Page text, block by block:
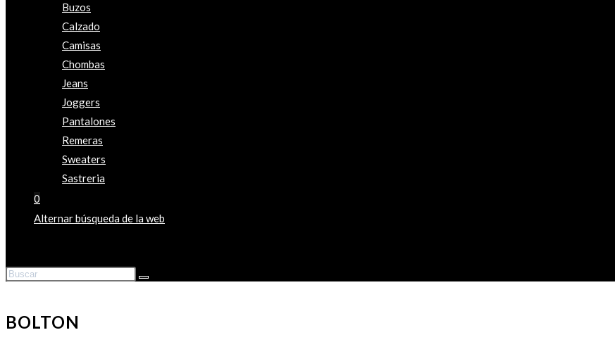
Buzos
Calzado
Camisas
Chombas
Jeans
Joggers
Pantalones
Remeras
Sweaters
Sastreria
0
Alternar búsqueda de la web
BOLTON